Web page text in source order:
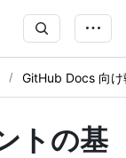
GitHub Docs 向け
トの基